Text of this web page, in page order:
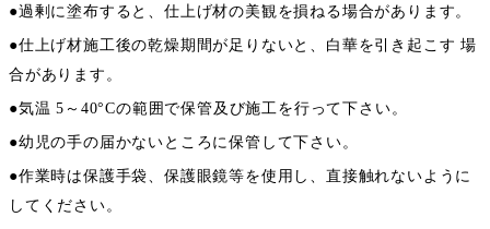
●過剰に塗布すると、仕上げ材の美観を損ねる場合があります。
●仕上げ材施工後の乾燥期間が足りないと、白華を引き起こす 場
合があります。
●気温 5～40°Cの範囲で保管及び施工を行って下さい。
●幼児の手の届かないところに保管して下さい。
●作業時は保護手袋、保護眼鏡等を使用し、直接触れないように
してください。